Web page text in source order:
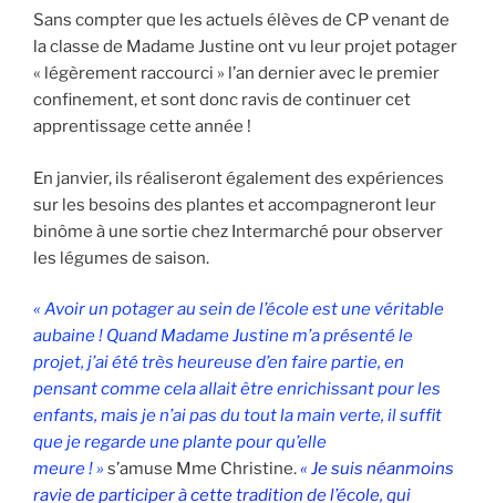
Sans compter que les actuels élèves de CP venant de
la classe de Madame Justine ont vu leur projet potager
« légèrement raccourci » l’an dernier avec le premier
confinement, et sont donc ravis de continuer cet
apprentissage cette année !
En janvier, ils réaliseront également des expériences
sur les besoins des plantes et accompagneront leur
binôme à une sortie chez Intermarché pour observer
les légumes de saison.
« Avoir un potager au sein de l’école est une véritable
aubaine ! Quand Madame Justine m’a présenté le
projet, j’ai été très heureuse d’en faire partie, en
pensant comme cela allait être enrichissant pour les
enfants, mais je n’ai pas du tout la main verte, il suffit
que je regarde une plante pour qu’elle
meure ! » s’amuse Mme Christine.« Je suis néanmoins
ravie de participer à cette tradition de l’école, qui